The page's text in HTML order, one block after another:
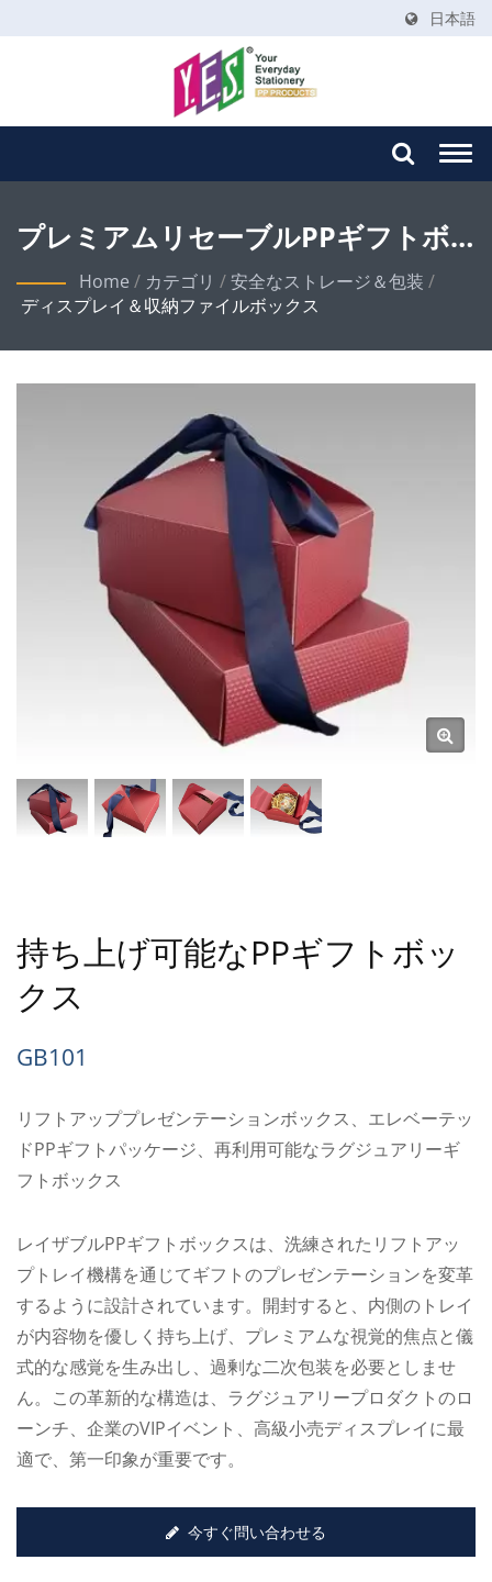
日本語
プレミアムリセーブルPPギフトボ
ックス - 開封体験を向上させる
Home / カテゴリ /安全なストレージ＆包装 /
ディスプレイ＆収納ファイルボックス
持ち上げ可能なPPギフトボッ
クス
GB101
リフトアッププレゼンテーションボックス、エレベーテッ
ドPPギフトパッケージ、再利用可能なラグジュアリーギ
フトボックス
レイザブルPPギフトボックスは、洗練されたリフトアッ
プトレイ機構を通じてギフトのプレゼンテーションを変革
するように設計されています。開封すると、内側のトレイ
が内容物を優しく持ち上げ、プレミアムな視覚的焦点と儀
式的な感覚を生み出し、過剰な二次包装を必要としませ
ん。この革新的な構造は、ラグジュアリープロダクトのロ
ーンチ、企業のVIPイベント、高級小売ディスプレイに最
適で、第一印象が重要です。
今すぐ問い合わせる